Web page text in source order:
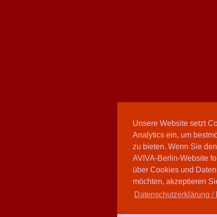
Unsere Website setzt
Analytics ein, um
zu bieten. Wenn Sie
AVIVA-Berlin-Website
über Cookies und
möchten, akzeptieren
Datenschutzerklärung /